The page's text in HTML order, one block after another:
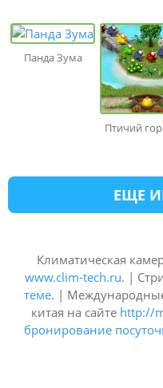
Панда Зума
Птичий
ЕЩЕ
Климатическая
www.clim-tech.ru. |
теме. |
китая на сайте http://
бронирование